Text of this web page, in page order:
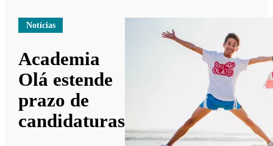
Notícias
Academia
Olá estende
prazo de
candidaturas